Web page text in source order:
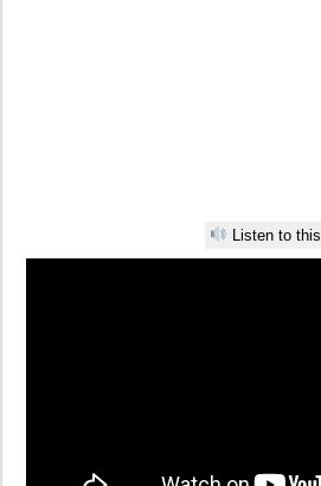
Listen to this